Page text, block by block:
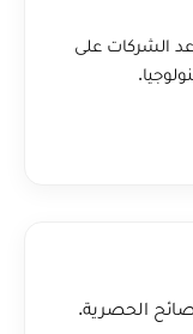
الشركات على
الحصرية.